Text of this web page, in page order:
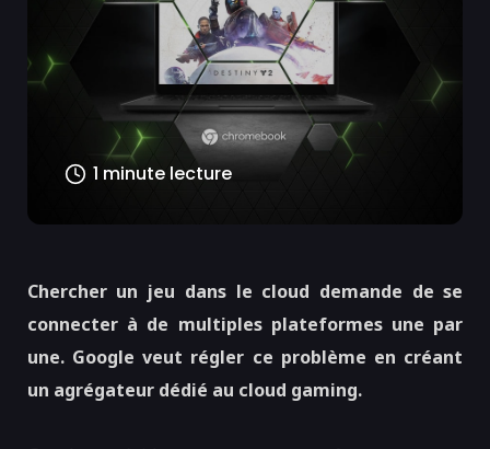
1 minute lecture
Chercher un jeu dans le cloud demande de se
connecter à de multiples plateformes une par
une. Google veut régler ce problème en créant
un agrégateur dédié au cloud gaming.